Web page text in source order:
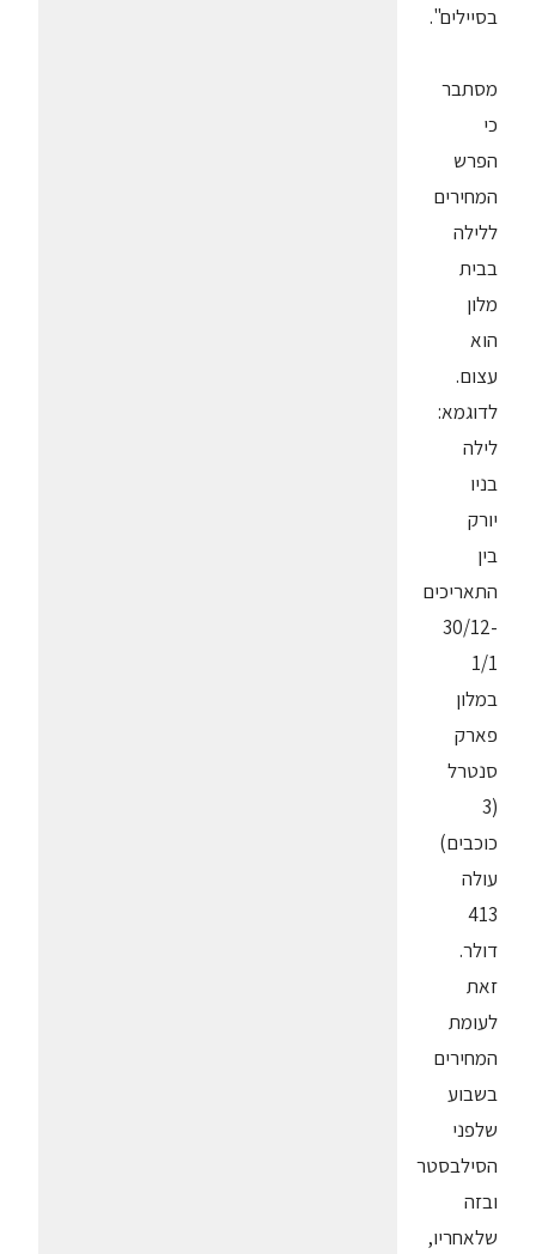
בסיילים".
מסתבר
כי
הפרש
המחירים
ללילה
בבית
מלון
הוא
עצום.
לדוגמא:
לילה
בניו
יורק
בין
התאריכים
30/12-
1/1
במלון
פארק
סנטרל
(3
כוכבים)
עולה
413
דולר.
זאת
לעומת
המחירים
בשבוע
שלפני
הסילבסטר
ובזה
שלאחריו,